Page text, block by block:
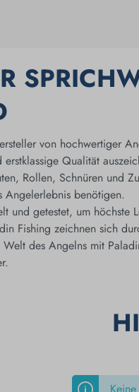
von hochwertiger
Qualität
Rollen, Schnüren und
benötigen.
und getestet, um höchste
Fishing zeichnen sich
des Angelns mit